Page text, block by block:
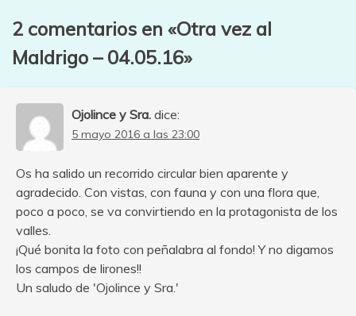
2 comentarios en «Otra vez al
Maldrigo – 04.05.16»
Ojolince y Sra. dice:
5 mayo 2016 a las 23:00
Os ha salido un recorrido circular bien aparente y
agradecido. Con vistas, con fauna y con una flora que,
poco a poco, se va convirtiendo en la protagonista de los
valles.
¡Qué bonita la foto con peñalabra al fondo! Y no digamos
los campos de lirones!!
Un saludo de 'Ojolince y Sra.'